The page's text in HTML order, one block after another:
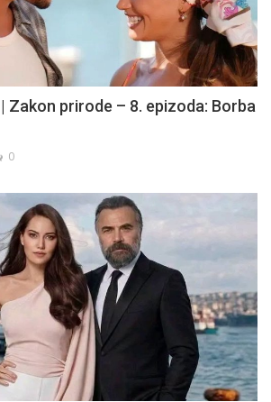
Zakon prirode – 8. epizoda: Borba
0